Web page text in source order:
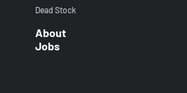
Dead Stock
About
Jobs